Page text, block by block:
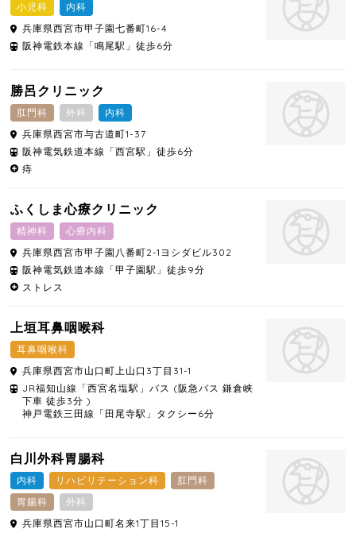
小児科
内科
兵庫県西宮市甲子園七番町16-4
阪神電鉄本線「鳴尾駅」徒歩6分
勝呂クリニック
肛門科 外科
内科
兵庫県西宮市与古道町1-37
阪神電気鉄道本線「西宮駅」徒歩6分
痔
ふくしま心療クリニック
精神科
心療内科
兵庫県西宮市甲子園八番町2-1ヨシダビル302
阪神電気鉄道本線「甲子園駅」徒歩9分
ストレス
上垣耳鼻咽喉科
耳鼻咽喉科
兵庫県西宮市山口町上山口3丁目31-1
JR福知山線「西宮名塩駅」バス (阪急バス 鎌倉峡
下車 徒歩3分 )
神戸電鉄三田線「田尾寺駅」タクシー6分
白川外科胃腸科
内科 リハビリテーション科
肛門科
胃腸科
外科
兵庫県西宮市山口町名来1丁目15-1